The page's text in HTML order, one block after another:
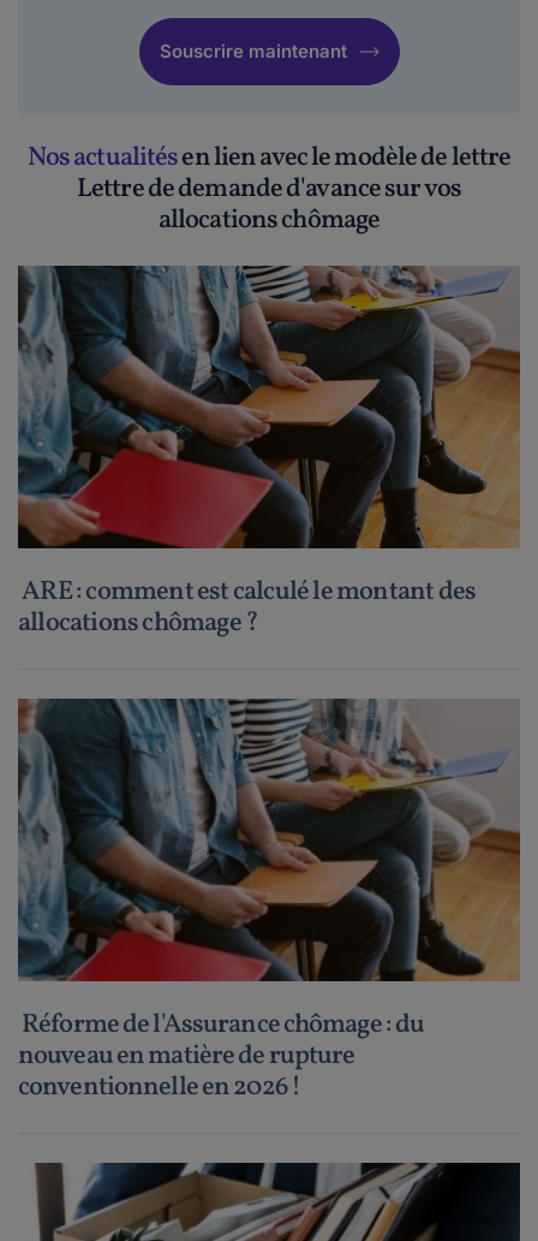
Souscrire maintenant
Nos actualitésen lien avec le modèle de lettre
Lettre de demande d'avance sur vos
allocations chômage
ARE : comment est calculé le montant des
allocations chômage ?
Réforme de l'Assurance chômage : du
nouveau en matière de rupture
conventionnelle en 2026 !